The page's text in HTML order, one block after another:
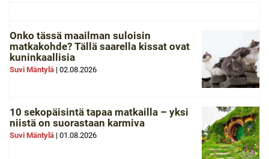
Onko tässä maailman suloisin
matkakohde? Tällä saarella kissat ovat
kuninkaallisia
Suvi Mäntylä | 02.08.2026
10 sekopäisintä tapaa matkailla – yksi
niistä on suorastaan karmiva
Suvi Mäntylä | 01.08.2026